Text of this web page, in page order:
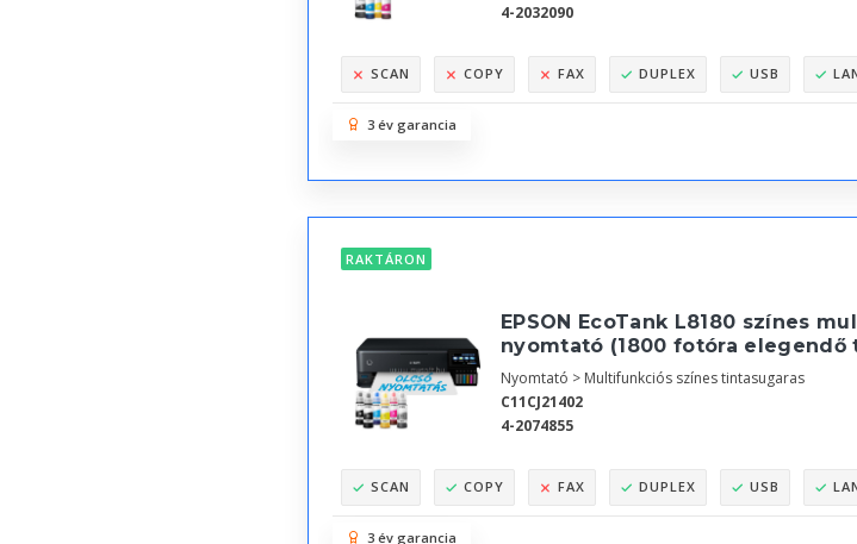
4-2032090
SCAN COPY FAX DUPLEX USB
3 év garancia
RAKTÁRON
EPSON EcoTank L8180 színes
nyomtató (1800 fotóra elegendő
Nyomtató > Multifunkciós színes tintasugaras
C11CJ21402
4-2074855
SCAN COPY FAX DUPLEX USB
3 év garancia